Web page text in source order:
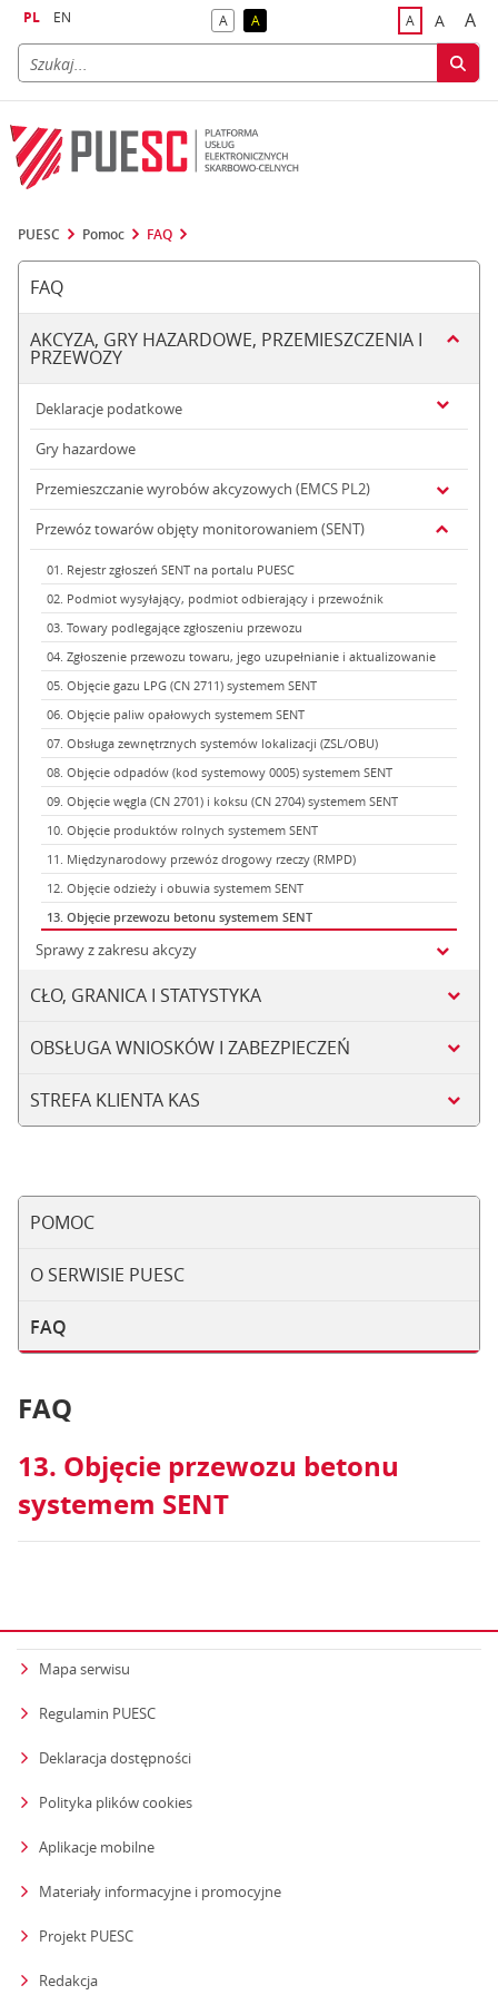
PL EN Akontrast domyślny
Akontrast żółty tekst na czarnym tle
Adomyślna
A A
PUESC Pomoc FAQ
FAQ
AKCYZA, GRY HAZARDOWE, PRZEMIESZCZENIA I
PRZEWOZY
Deklaracje podatkowe
Gry hazardowe
Przemieszczanie wyrobów akcyzowych (EMCS PL2)
Przewóz towarów objęty monitorowaniem (SENT)
01. Rejestr zgłoszeń SENT na portalu PUESC
02. Podmiot wysyłający, podmiot odbierający i przewoźnik
03. Towary podlegające zgłoszeniu przewozu
04. Zgłoszenie przewozu towaru, jego uzupełnianie i aktualizowanie
05. Objęcie gazu LPG (CN 2711) systemem SENT
06. Objęcie paliw opałowych systemem SENT
07. Obsługa zewnętrznych systemów lokalizacji (ZSL/OBU)
08. Objęcie odpadów (kod systemowy 0005) systemem SENT
09. Objęcie węgla (CN 2701) i koksu (CN 2704) systemem SENT
10. Objęcie produktów rolnych systemem SENT
11. Międzynarodowy przewóz drogowy rzeczy (RMPD)
12. Objęcie odzieży i obuwia systemem SENT
13. Objęcie przewozu betonu systemem SENT
Sprawy z zakresu akcyzy
CŁO, GRANICA I STATYSTYKA
OBSŁUGA WNIOSKÓW I ZABEZPIECZEŃ
STREFA KLIENTA KAS
POMOC
O SERWISIE PUESC
FAQ
FAQ
13. Objęcie przewozu betonu
systemem SENT
Mapa serwisu
Regulamin PUESC
Deklaracja dostępności
Polityka plików cookies
Aplikacje mobilne
Materiały informacyjne i promocyjne
Projekt PUESC
Redakcja